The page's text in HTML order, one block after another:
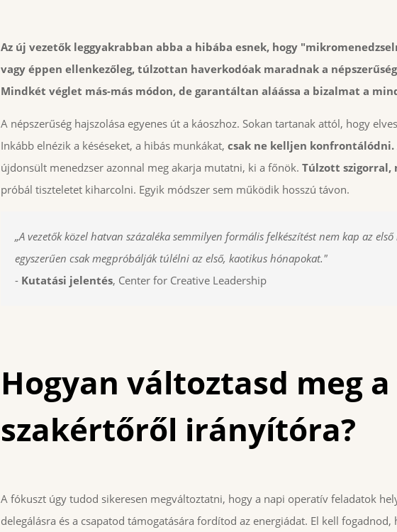
Az új vezetők leggyakrabban abba a hibába esnek, hogy
vagy éppen ellenkezőleg, túlzottan haverkodóak maradnak a
Mindkét véglet más-más módon, de garantáltan aláássa a bizalmat a
A népszerűség hajszolása egyenes út a káoszhoz. Sokan tartanak attól, hogy
Inkább elnézik a késéseket, a hibás munkákat, csak ne kelljen konfrontálódni.
újdonsült menedzser azonnal meg akarja mutatni, ki a főnök. Túlzott szigorral,
próbál tiszteletet kiharcolni. Egyik módszer sem működik hosszú távon.
„A vezetők közel hatvan százaléka semmilyen formális felkészítést nem kap az
egyszerűen csak megpróbálják túlélni az első, kaotikus hónapokat."
- Kutatási jelentés, Center for Creative Leadership
Hogyan változtasd meg
szakértőről irányítóra?
A fókuszt úgy tudod sikeresen megváltoztatni, hogy a napi operatív feladatok
delegálásra és a csapatod támogatására fordítod az energiádat. El kell